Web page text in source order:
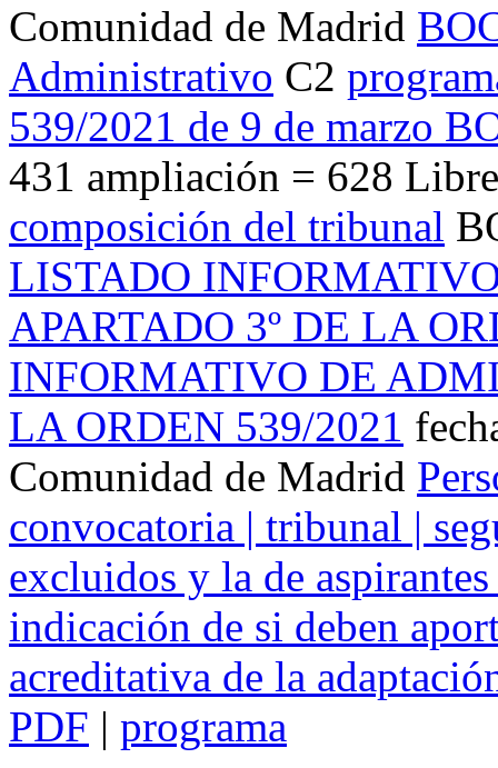
Comunidad de Madrid
Administrativo C2
539/2021 de 9 de marzo
431 ampliación = 628
composición del tribunal
LISTADO
APARTADO 3º DE LA
INFORMATIVO DE
LA ORDEN 539/2021
Comunidad de Madrid
convocatoria | tribunal |
excluidos y la de
indicación de si deben
acreditativa de la
PDF | programa